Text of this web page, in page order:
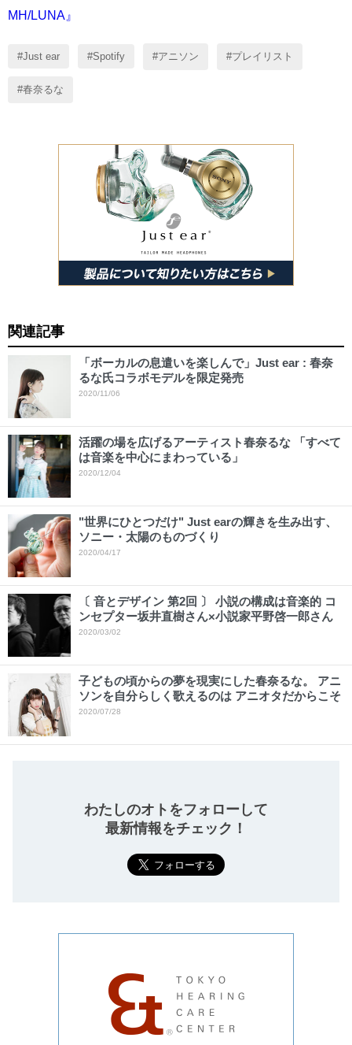
MH/LUNA』
Just ear Spotify アニソン プレイリスト
春奈るな
関連記事
「ボーカルの息遣いを楽しんで」Just ear : 春奈
るな氏コラボモデルを限定発売
2020/11/06
活躍の場を広げるアーティスト春奈るな 「すべて
は音楽を中心にまわっている」
2020/12/04
"世界にひとつだけ" Just earの輝きを生み出す、
ソニー・太陽のものづくり
2020/04/17
〔 音とデザイン 第2回 〕 小説の構成は音楽的 コ
ンセプター坂井直樹さん×小説家平野啓一郎さん
2020/03/02
子どもの頃からの夢を現実にした春奈るな。 アニ
ソンを自分らしく歌えるのは アニオタだからこそ
2020/07/28
わたしのオトをフォローして
最新情報をチェック！